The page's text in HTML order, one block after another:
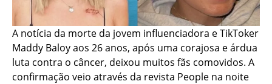
A notícia da morte da jovem influenciadora e TikToker
Maddy Baloy aos 26 anos, após uma corajosa e árdua
luta contra o câncer, deixou muitos fãs comovidos. A
confirmação veio através da revista People na noite